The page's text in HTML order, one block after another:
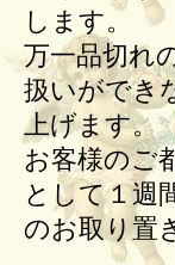
します。
万一品切れ
扱いができ
上げます
お客様のご
として１週
のお取り置